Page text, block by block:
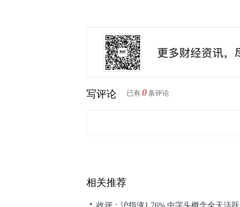
写评论 已有 0 条评论
相关推荐
收评：沪指涨1.76% 中字头概念全天活跃